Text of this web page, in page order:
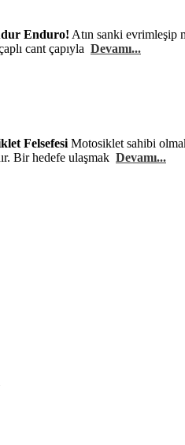
Enduro! Atın sanki evrimleşip
cant çapıyla Devamı...
Felsefesi Motosiklet sahibi
Bir hedefe ulaşmak Devamı...